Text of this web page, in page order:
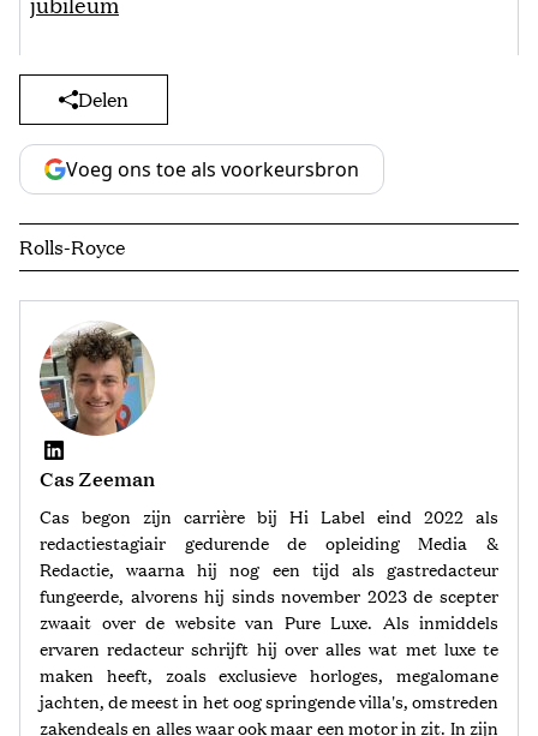
Delen
Voeg ons toe als voorkeursbron
Rolls-Royce
Cas Zeeman
Cas begon zijn carrière bij Hi Label eind 2022 als
redactiestagiair gedurende de opleiding Media &
Redactie, waarna hij nog een tijd als gastredacteur
fungeerde, alvorens hij sinds november 2023 de scepter
zwaait over de website van Pure Luxe. Als inmiddels
ervaren redacteur schrijft hij over alles wat met luxe te
maken heeft, zoals exclusieve horloges, megalomane
jachten, de meest in het oog springende villa's, omstreden
zakendeals en alles waar ook maar een motor in zit. In zijn